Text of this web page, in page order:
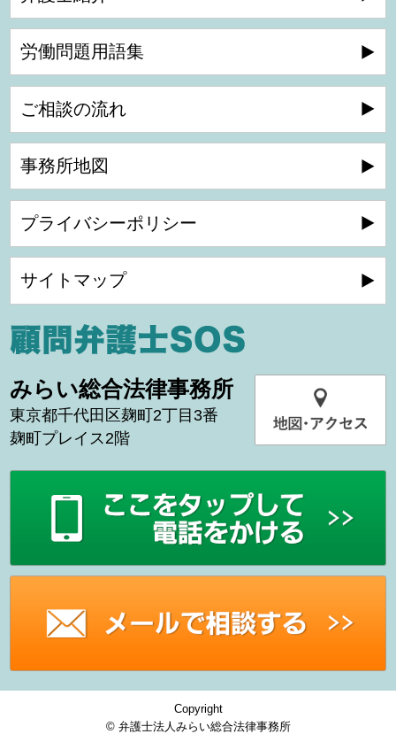
労働問題用語集
ご相談の流れ
事務所地図
プライバシーポリシー
サイトマップ
みらい総合法律事務所
東京都千代田区麹町2丁目3番
麹町プレイス2階
Copyright
© 弁護士法人みらい総合法律事務所